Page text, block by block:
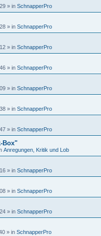
» in SchnapperPro
» in SchnapperPro
» in SchnapperPro
» in SchnapperPro
» in SchnapperPro
» in SchnapperPro
» in SchnapperPro
Box"
Anregungen, Kritik und Lob
» in SchnapperPro
» in SchnapperPro
» in SchnapperPro
» in SchnapperPro